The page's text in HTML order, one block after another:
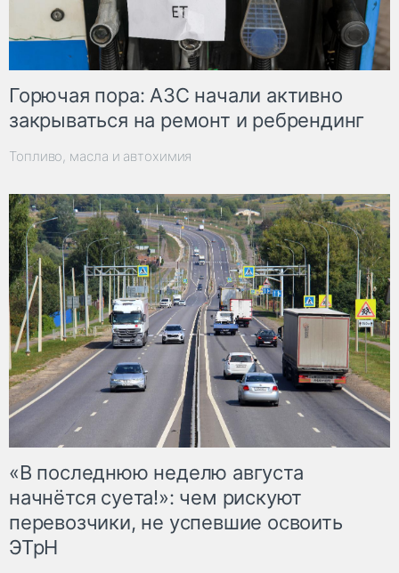
Горючая пора: АЗС начали активно
закрываться на ремонт и ребрендинг
Топливо, масла и автохимия
«В последнюю неделю августа
начнётся суета!»: чем рискуют
перевозчики, не успевшие освоить
ЭТрН